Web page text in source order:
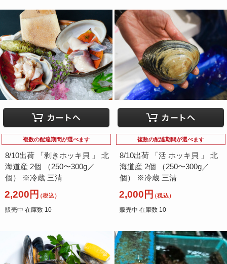
（北海道） （熊本県）
真牡蠣
（北海道他）
岩牡蠣
（長崎県他）
複数の配達期間が選べます
8/10出荷 「剥きホッキ貝 」 北
海道産 2個 （250〜300g／
個） ※冷蔵 三清
2,200円（税込）
販売中 在庫数 10
複数の配達期間が選べます
8/10出荷 「活 ホッキ貝 」 北
海道産 2個 （250〜300g／
個） ※冷蔵 三清
2,000円（税込）
販売中 在庫数 10